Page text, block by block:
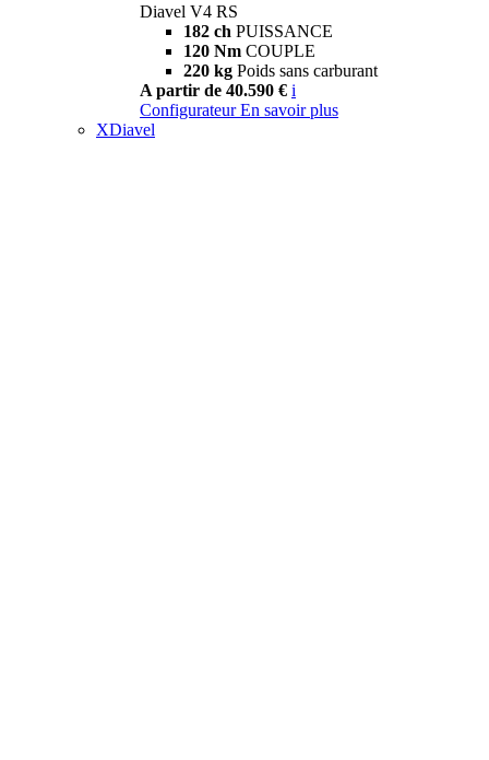
Diavel V4 RS
182 ch PUISSANCE
120 Nm COUPLE
220 kg Poids sans carburant
A partir de 40.590 € i
Configurateur En savoir plus
XDiavel